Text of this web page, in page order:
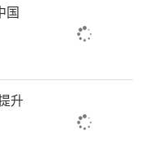
国
升